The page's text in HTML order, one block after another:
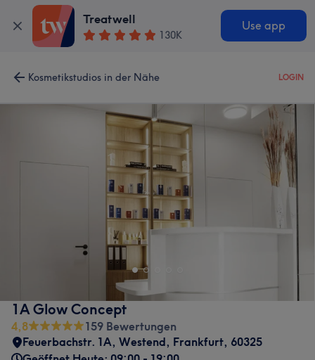
Treatwell
130K
Use app
Kosmetikstudios in der Nähe LOGIN
1A Glow Concept
4,8
159 Bewertungen
Feuerbachstr. 1A, Westend, Frankfurt, 60325